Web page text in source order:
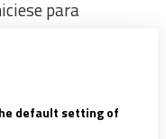
para
haciendo el
default setting of